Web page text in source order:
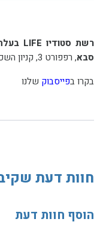
רשת סטודיו LIFE בעלת שני סניפים:
סבא, רפפורט 3, קניון השכונה הירוקה
בקרו בפייסבוק שלנו
חוות דעת
הוסף חוות דעת